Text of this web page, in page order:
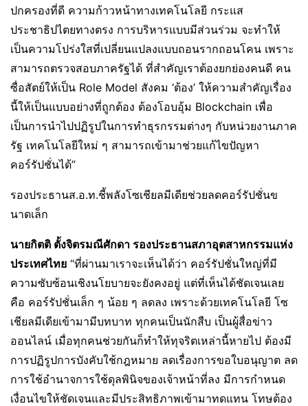
ปกครองที่ดี ความก้าวหน้าทางเทคโนโลยี กระแส
ประชาธิปไตยทางตรง การบริหารแบบมีส่วนร่วม จะทำให้
เป็นความโปร่งใสที่เปลี่ยนแปลงแบบถอนรากถอนโคน เพราะ
สามารถตรวจสอบภาครัฐได้ ที่สำคัญเราต้องยกย่องคนดี คน
ซื่อสัตย์ให้เป็น Role Model สังคม ‘ต้อง’ ให้ความสำคัญเรื่อง
นี้ให้เป็นแบบอย่างที่ถูกต้อง ต้องโอบอุ้ม Blockchain เพื่อ
เป็นการนำไปปฏิรูปในการทำธุรกรรมต่างๆ กับหน่วยงานภาค
รัฐ เทคโนโลยีใหม่ ๆ สามารถเข้ามาช่วยแก้ไขปัญหา
คอร์รัปชั่นได้”
รองประธานส.อ.ท.ชี้พลังโซเชียลมีเดียช่วยลดคอร์รัปชั่นข
นาดเล็ก
นายกิตติ ตั้งจิตรมณีศักดา รองประธานสภาอุตสาหกรรมแห่ง
ประเทศไทย “ที่ผ่านมาเราจะเห็นได้ว่า คอร์รัปชั่นใหญ่ที่มี
ความซับซ้อนเชิงนโยบายจะยังคงอยู่ แต่ที่เห็นได้ชัดเจนเลย
คือ คอร์รัปชั่นเล็ก ๆ น้อย ๆ ลดลง เพราะด้วยเทคโนโลยี โซ
เชียลมีเดียเข้ามามีบทบาท ทุกคนเป็นนักสืบ เป็นผู้สื่อข่าว
ออนไลน์ เมื่อทุกคนช่วยกันก็ทำให้ทุจริตเหล่านี้หายไป ต้องมี
การปฏิรูปการบังคับใช้กฎหมาย ลดเรื่องการขอใบอนุญาต ลด
การใช้อำนาจการใช้ดุลพินิจของเจ้าหน้าที่ลง มีการกำหนด
เงื่อนไขให้ชัดเจนและมีประสิทธิภาพเข้ามาทดแทน โทษต้อง